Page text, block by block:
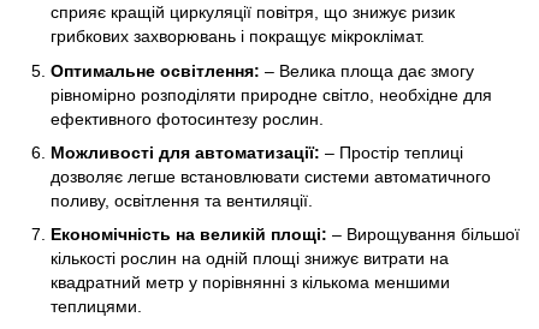
сприяє кращій циркуляції повітря, що знижує ризик
грибкових захворювань і покращує мікроклімат.
Оптимальне освітлення: – Велика площа дає змогу
рівномірно розподіляти природне світло, необхідне для
ефективного фотосинтезу рослин.
Можливості для автоматизації: – Простір теплиці
дозволяє легше встановлювати системи автоматичного
поливу, освітлення та вентиляції.
Економічність на великій площі: – Вирощування більшої
кількості рослин на одній площі знижує витрати на
квадратний метр у порівнянні з кількома меншими
теплицями.